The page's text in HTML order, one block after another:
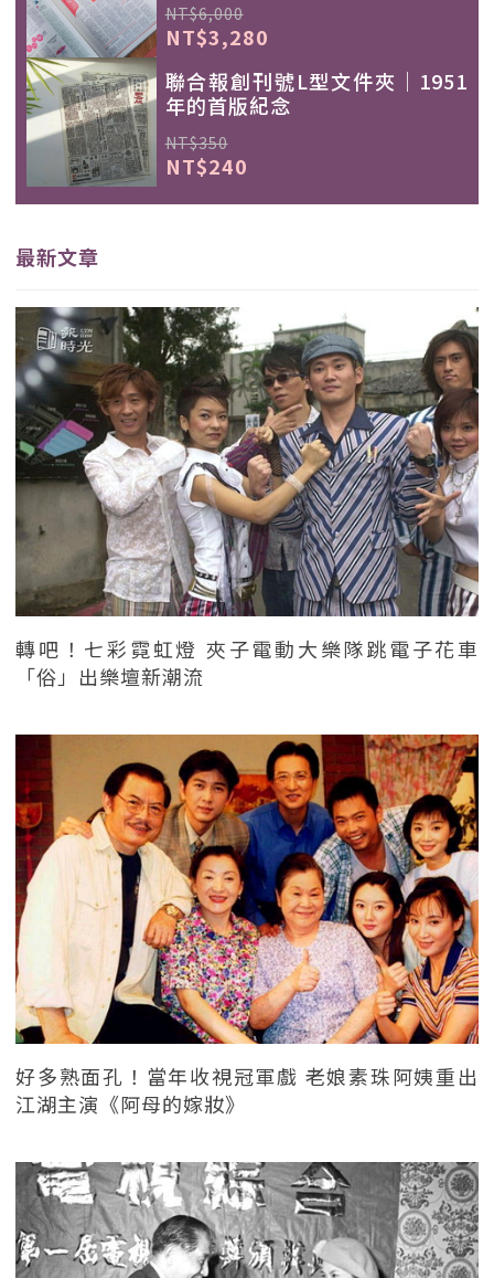
NT$6,000
NT$3,280
聯合報創刊號L型文件夾｜1951
年的首版紀念
NT$350
NT$240
最新文章
轉吧！七彩霓虹燈 夾子電動大樂隊跳電子花車
「俗」出樂壇新潮流
好多熟面孔！當年收視冠軍戲 老娘素珠阿姨重出
江湖主演《阿母的嫁妝》